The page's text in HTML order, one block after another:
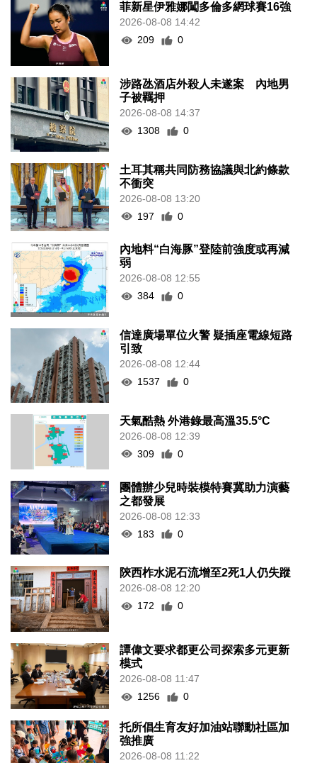
菲新星伊雅娜闖多倫多網球賽16強
2026-08-08 14:42
209
0
涉路氹酒店外殺人未遂案 內地男
子被羈押
2026-08-08 14:37
1308
0
土耳其稱共同防務協議與北約條款
不衝突
2026-08-08 13:20
197
0
內地料“白海豚”登陸前強度或再減
弱
2026-08-08 12:55
384
0
信達廣場單位火警 疑插座電線短路
引致
2026-08-08 12:44
1537
0
天氣酷熱 外港錄最高溫35.5°C
2026-08-08 12:39
309
0
團體辦少兒時裝模特賽冀助力演藝
之都發展
2026-08-08 12:33
183
0
陝西柞水泥石流增至2死1人仍失蹤
2026-08-08 12:20
172
0
譚偉文要求都更公司探索多元更新
模式
2026-08-08 11:47
1256
0
托所倡生育友好加油站聯動社區加
強推廣
2026-08-08 11:22